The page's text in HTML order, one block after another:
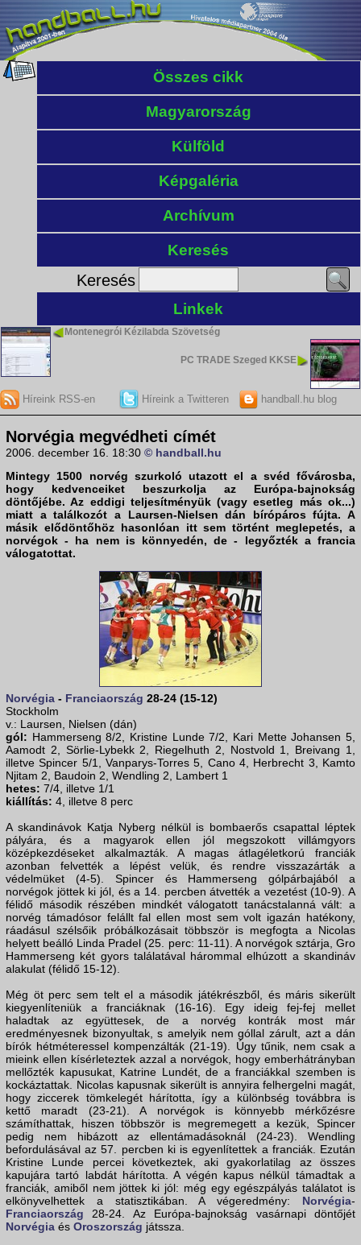
Összes cikk
Magyarország
Külföld
Képgaléria
Archívum
Keresés
Keresés
Linkek
Montenegrói Kézilabda Szövetség
PC TRADE Szeged KKSE
Híreink RSS-en Híreink a Twitteren handball.hu blog
Norvégia megvédheti címét
2006. december 16. 18:30 © handball.hu
Mintegy 1500 norvég szurkoló utazott el a svéd fővárosba,
hogy kedvenceiket beszurkolja az Európa-bajnokság
döntőjébe. Az eddigi teljesítményük (vagy esetleg más ok...)
miatt a találkozót a Laursen-Nielsen dán bírópáros fújta. A
másik elődöntőhöz hasonlóan itt sem történt meglepetés, a
norvégok - ha nem is könnyedén, de - legyőzték a francia
válogatottat.
Norvégia - Franciaország 28-24 (15-12)
Stockholm
v.: Laursen, Nielsen (dán)
gól: Hammerseng 8/2, Kristine Lunde 7/2, Kari Mette Johansen 5,
Aamodt 2, Sörlie-Lybekk 2, Riegelhuth 2, Nostvold 1, Breivang 1,
illetve Spincer 5/1, Vanparys-Torres 5, Cano 4, Herbrecht 3, Kamto
Njitam 2, Baudoin 2, Wendling 2, Lambert 1
hetes: 7/4, illetve 1/1
kiállítás: 4, illetve 8 perc
A skandinávok Katja Nyberg nélkül is bombaerős csapattal léptek
pályára, és a magyarok ellen jól megszokott villámgyors
középkezdéseket alkalmazták. A magas átlagéletkorú franciák
azonban felvették a lépést velük, és rendre visszazárták a
védelmüket (4-5). Spincer és Hammerseng gólpárbajából a
norvégok jöttek ki jól, és a 14. percben átvették a vezetést (10-9). A
félidő második részében mindkét válogatott tanácstalanná vált: a
norvég támadósor felállt fal ellen most sem volt igazán hatékony,
ráadásul szélsőik próbálkozásait többször is megfogta a Nicolas
helyett beálló Linda Pradel (25. perc: 11-11). A norvégok sztárja, Gro
Hammerseng két gyors találatával hárommal elhúzott a skandináv
alakulat (félidő 15-12).
Még öt perc sem telt el a második játékrészből, és máris sikerült
kiegyenlíteniük a franciáknak (16-16). Egy ideig fej-fej mellet
haladtak az együttesek, de a norvég kontrák most már
eredményesnek bizonyultak, s amelyik nem góllal zárult, azt a dán
bírók hétméteressel kompenzálták (21-19). Úgy tűnik, nem csak a
mieink ellen kísérleteztek azzal a norvégok, hogy emberhátrányban
mellőzték kapusukat, Katrine Lundét, de a franciákkal szemben is
kockáztattak. Nicolas kapusnak sikerült is annyira felhergelni magát,
hogy ziccerek tömkelegét hárította, így a különbség továbbra is
kettő maradt (23-21). A norvégok is könnyebb mérkőzésre
számíthattak, hiszen többször is megremegett a kezük, Spincer
pedig nem hibázott az ellentámadásoknál (24-23). Wendling
befordulásával az 57. percben ki is egyenlítettek a franciák. Ezután
Kristine Lunde percei következtek, aki gyakorlatilag az összes
kapujára tartó labdát hárította. A végén kapus nélkül támadtak a
franciák, amiből nem jöttek ki jól: még egy egészpályás találatot is
elkönyvelhettek a statisztikában. A végeredmény: Norvégia-
Franciaország 28-24. Az Európa-bajnokság vasárnapi döntőjét
Norvégia és Oroszország játssza.